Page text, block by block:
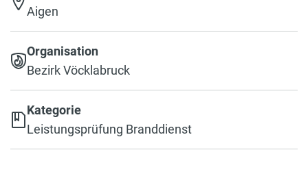
Aigen
Organisation
Bezirk Vöcklabruck
Kategorie
Leistungsprüfung Branddienst